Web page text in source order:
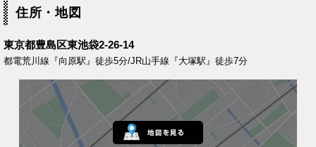
住所・地図
東京都豊島区東池袋2-26-14
都電荒川線『向原駅』徒歩5分/JR山手線『大塚駅』徒歩7分